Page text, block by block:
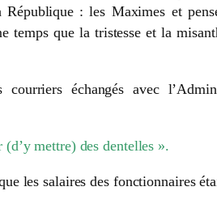
: les Maximes et
temps que la tristesse et la
échangés avec
mettre) des dentelles ».
les salaires des fonctionnaires